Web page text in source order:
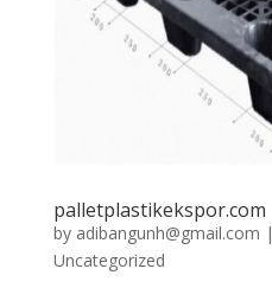
palletplastikekspor.com
by adibangunh@gmail.com |
Uncategorized